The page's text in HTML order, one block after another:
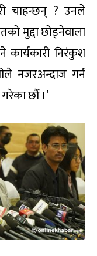
चाहन्छन् ? उनले
मुद्दा छोड्नेवाला
कार्यकारी निरंकुश
नजरअन्दाज गर्न
छौँ ।’